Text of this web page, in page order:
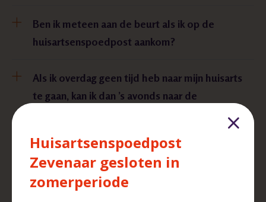
Ben ik meteen aan de beurt als ik op de
huisartsenspoedpost aankom?
Als ik overdag geen tijd heb naar mijn huisarts
te gaan, kan ik dan ’s avonds naar de
Ik heb een afspraak in Arnhem-Noord, terwijl
Zevenaar dichterbij is. Waarom is dat zo?
Huisartsenspoedpost
Zevenaar gesloten in
zomerperiode